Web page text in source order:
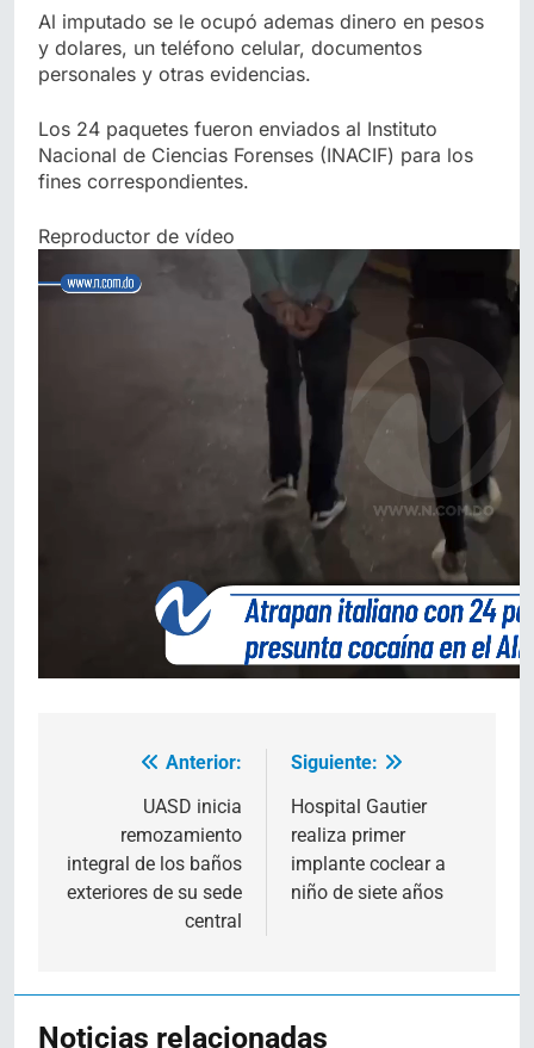
Al imputado se le ocupó ademas dinero en pesos
y dolares, un teléfono celular, documentos
personales y otras evidencias.
Los 24 paquetes fueron enviados al Instituto
Nacional de Ciencias Forenses (INACIF) para los
fines correspondientes.
Reproductor de vídeo
Navegación
entradas
Anterior:
UASD inicia
remozamiento
integral de los baños
exteriores de su sede
central
Siguiente:
Hospital Gautier
realiza primer
implante coclear a
niño de siete años
Noticias relacionadas